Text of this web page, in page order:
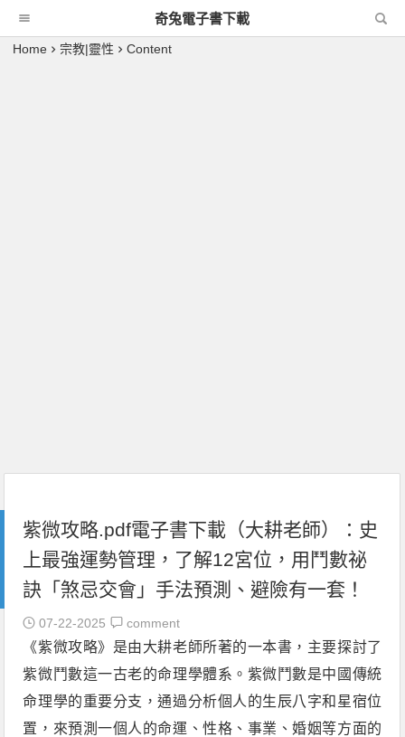
奇兔電子書下載
Home 宗教|靈性 Content
紫微攻略.pdf電子書下載（大耕老師）：史
上最強運勢管理，了解12宮位，用鬥數祕
訣「煞忌交會」手法預測、避險有一套！
07-22-2025 comment
《紫微攻略》是由大耕老師所著的一本書，主要探討了
紫微鬥數這一古老的命理學體系。紫微鬥數是中國傳統
命理學的重要分支，通過分析個人的生辰八字和星宿位
置，來預測一個人的命運、性格、事業、婚姻等方面的